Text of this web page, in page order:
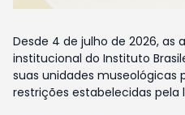
Desde 4 de julho de 2026,
institucional do Instituto
suas unidades museológicas
restrições estabelecidas pela